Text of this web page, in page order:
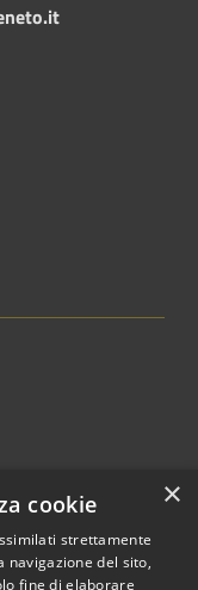
×
cookie
strettamente
navigazione del sito,
fine di elaborare